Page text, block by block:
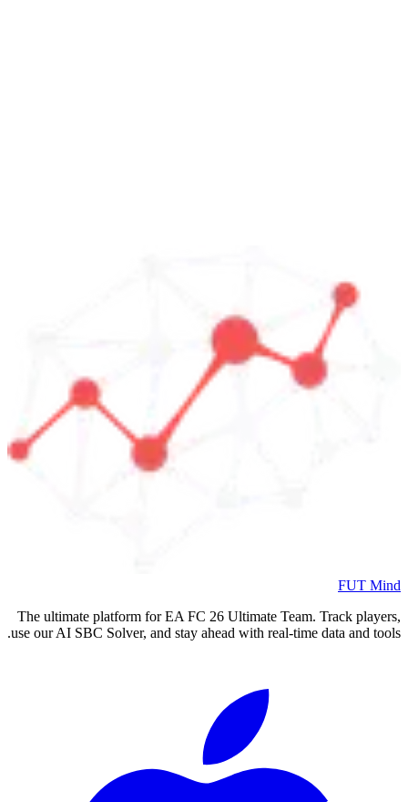
FUT Mind
The ultimate platform for EA FC 26 Ultimate Team. Track players,
use our AI SBC Solver, and stay ahead with real-time data and tools.